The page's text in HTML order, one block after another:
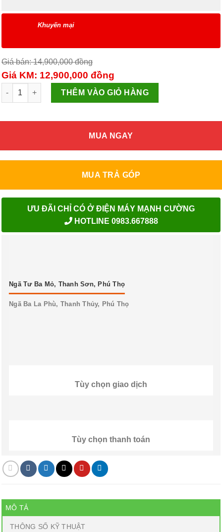
Khuyến mại
Giá bán: 14,900,000đồng
Giá KM: 12,900,000 đồng
Smart Tivi LG 4K 43 inch 43UP7720PTC ThinQ AI số lượng
THÊM VÀO GIỎ HÀNG
MUA NGAY
MUA TRẢ GÓP
ƯU ĐÃI CHỈ CÓ Ở ĐIỆN MÁY MẠNH CƯỜNG
HOTLINE 0983.667888
Ngã Tư Ba Mỏ, Thanh Sơn, Phú Thọ
Ngã Ba La Phù, Thanh Thủy, Phú Thọ
Tùy chọn giao dịch
Tùy chọn thanh toán
MÔ TẢ
THÔNG SỐ KỸ THUẬT